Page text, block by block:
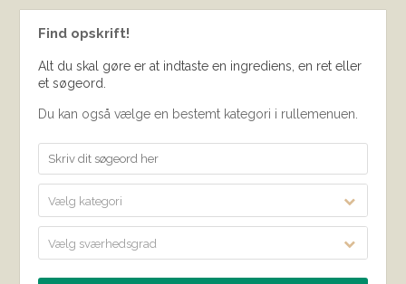
Find opskrift!
Alt du skal gøre er at indtaste en ingrediens, en ret eller
et søgeord.
Du kan også vælge en bestemt kategori i rullemenuen.
Vælg kategori
Vælg sværhedsgrad